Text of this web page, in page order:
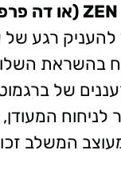
להעניק רגע של
בהשראת
של
לניחוח
מעוצב המשלב